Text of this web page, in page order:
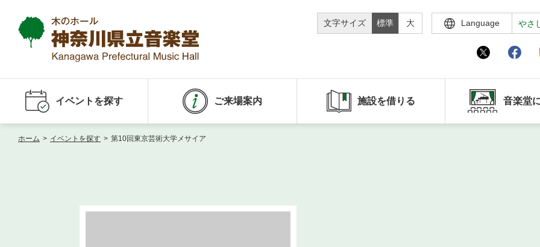
文字サイズ 標準 大 Language やさ
イベントを探す ご来場案内 施設を借りる 音楽堂
ホーム > イベントを探す > 第10回東京芸術大学メサイア